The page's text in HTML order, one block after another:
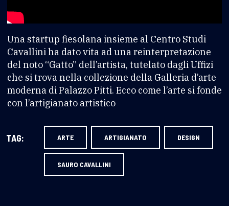
Una startup fiesolana insieme al Centro Studi
Cavallini ha dato vita ad una reinterpretazione
del noto “Gatto” dell’artista, tutelato dagli Uffizi
che si trova nella collezione della Galleria d’arte
moderna di Palazzo Pitti. Ecco come l’arte si fonde
con l’artigianato artistico
TAG: ARTE ARTIGIANATO DESIGN
SAURO CAVALLINI